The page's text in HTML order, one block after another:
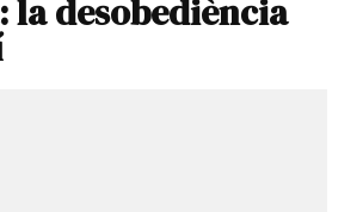
la desobediència